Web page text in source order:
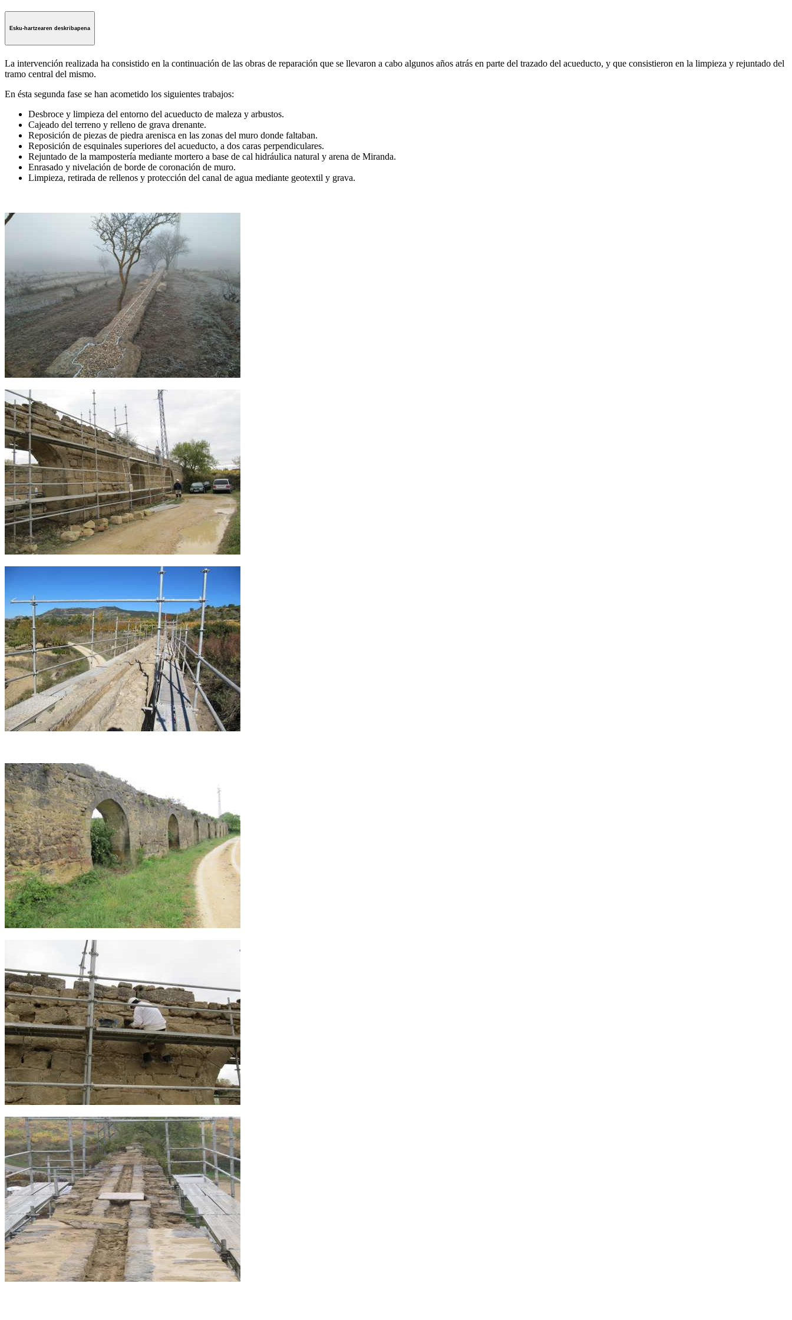
Esku-hartzearen deskribapena
La intervención realizada ha consistido en la continuación de las obras de reparación que se llevaron a cabo algunos años atrás en parte del trazado del acueducto, y que consistieron en la limpieza y rejuntado del
tramo central del mismo.
En ésta segunda fase se han acometido los siguientes trabajos:
Desbroce y limpieza del entorno del acueducto de maleza y arbustos.
Cajeado del terreno y relleno de grava drenante.
Reposición de piezas de piedra arenisca en las zonas del muro donde faltaban.
Reposición de esquinales superiores del acueducto, a dos caras perpendiculares.
Rejuntado de la mampostería mediante mortero a base de cal hidráulica natural y arena de Miranda.
Enrasado y nivelación de borde de coronación de muro.
Limpieza, retirada de rellenos y protección del canal de agua mediante geotextil y grava.